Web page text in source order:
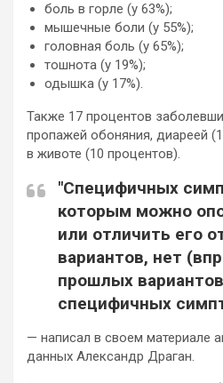
боль в горле (у 63%);
мышечные боли (у 55%);
головная боль (у 65%);
тошнота (у 19%);
одышка (у 17%).
Также 17 процентов
пропажей обоняния, диареей
в животе (10 процентов).
"Специфичных
которым можно
или отличить его
вариантов, нет
прошлых
специфичных
— написал в своем материале
данных Александр Драган.